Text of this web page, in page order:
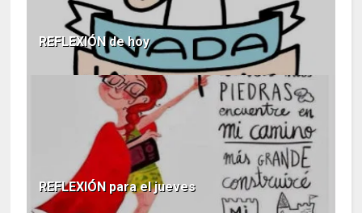
REFLEXIÓN de hoy
REFLEXIÓN para el jueves